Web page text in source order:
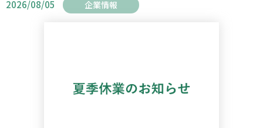
2026/08/05 企業情報